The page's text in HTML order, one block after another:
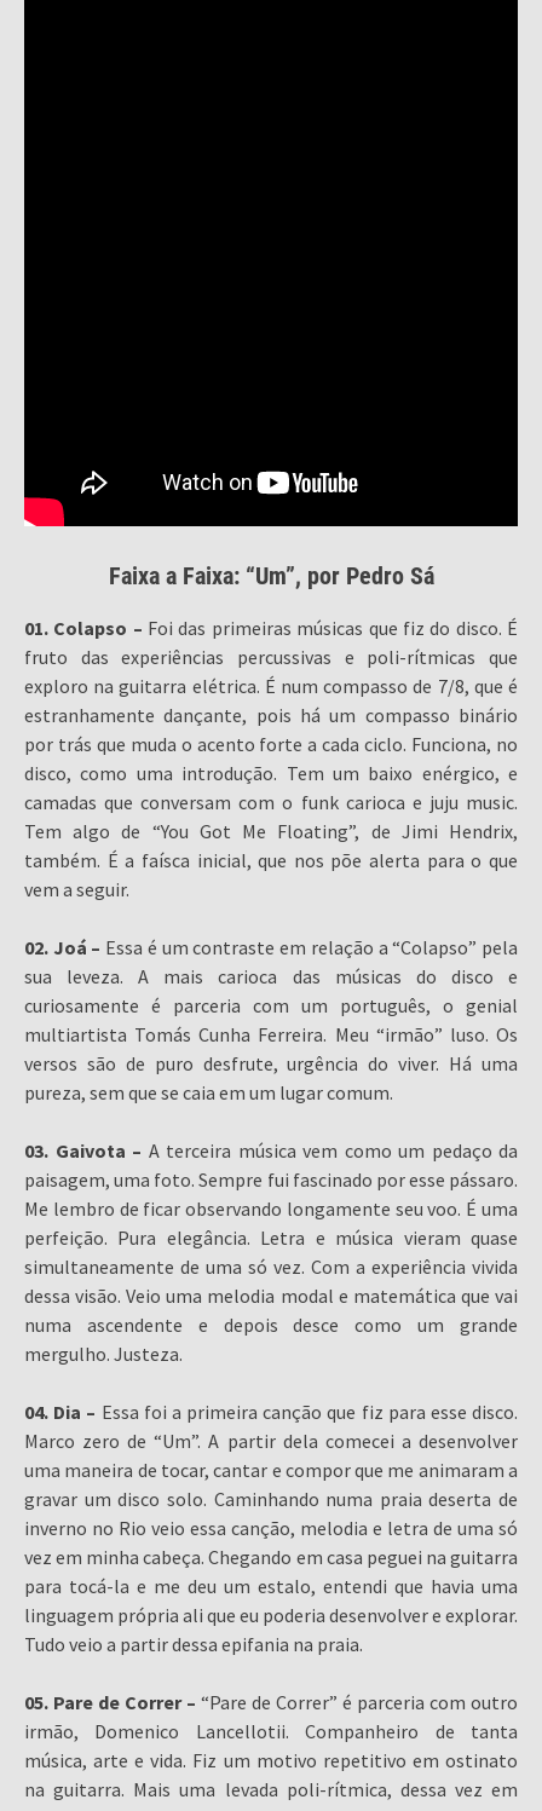
Faixa a Faixa: “Um”, por Pedro Sá
01. Colapso – Foi das primeiras músicas que fiz do disco. É
fruto das experiências percussivas e poli-rítmicas que
exploro na guitarra elétrica. É num compasso de 7/8, que é
estranhamente dançante, pois há um compasso binário
por trás que muda o acento forte a cada ciclo. Funciona, no
disco, como uma introdução. Tem um baixo enérgico, e
camadas que conversam com o funk carioca e juju music.
Tem algo de “You Got Me Floating”, de Jimi Hendrix,
também. É a faísca inicial, que nos põe alerta para o que
vem a seguir.
02. Joá – Essa é um contraste em relação a “Colapso” pela
sua leveza. A mais carioca das músicas do disco e
curiosamente é parceria com um português, o genial
multiartista Tomás Cunha Ferreira. Meu “irmão” luso. Os
versos são de puro desfrute, urgência do viver. Há uma
pureza, sem que se caia em um lugar comum.
03. Gaivota – A terceira música vem como um pedaço da
paisagem, uma foto. Sempre fui fascinado por esse pássaro.
Me lembro de ficar observando longamente seu voo. É uma
perfeição. Pura elegância. Letra e música vieram quase
simultaneamente de uma só vez. Com a experiência vivida
dessa visão. Veio uma melodia modal e matemática que vai
numa ascendente e depois desce como um grande
mergulho. Justeza.
04. Dia – Essa foi a primeira canção que fiz para esse disco.
Marco zero de “Um”. A partir dela comecei a desenvolver
uma maneira de tocar, cantar e compor que me animaram a
gravar um disco solo. Caminhando numa praia deserta de
inverno no Rio veio essa canção, melodia e letra de uma só
vez em minha cabeça. Chegando em casa peguei na guitarra
para tocá-la e me deu um estalo, entendi que havia uma
linguagem própria ali que eu poderia desenvolver e explorar.
Tudo veio a partir dessa epifania na praia.
05. Pare de Correr – “Pare de Correr” é parceria com outro
irmão, Domenico Lancellotii. Companheiro de tanta
música, arte e vida. Fiz um motivo repetitivo em ostinato
na guitarra. Mais uma levada poli-rítmica, dessa vez em